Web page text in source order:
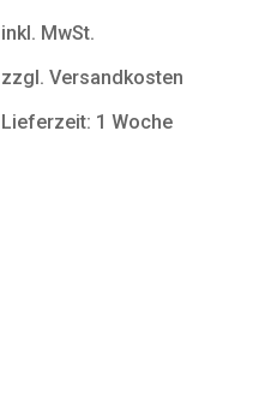
inkl. MwSt.
zzgl. Versandkosten
Lieferzeit: 1 Woche